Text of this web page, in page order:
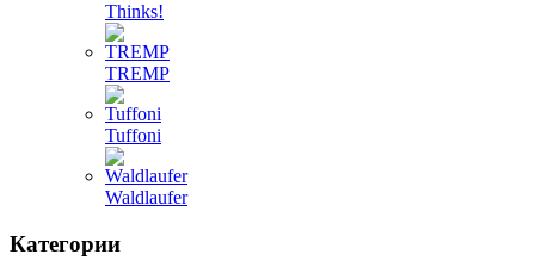
Thinks!
TREMP
Tuffoni
Waldlaufer
Категории